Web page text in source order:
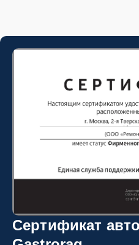
Сертификат